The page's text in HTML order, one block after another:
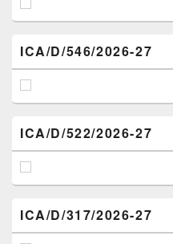
ICA/D/546/2026-27
ICA/D/522/2026-27
ICA/D/317/2026-27